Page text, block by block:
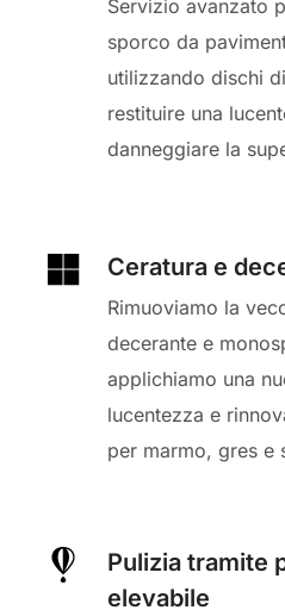
Servizio avanzato
sporco da
utilizzando dischi
restituire una
danneggiare la
Ceratura e
Rimuoviamo la
decerante e
applichiamo una
lucentezza e
per marmo, gres e
Pulizia tramite
elevabile